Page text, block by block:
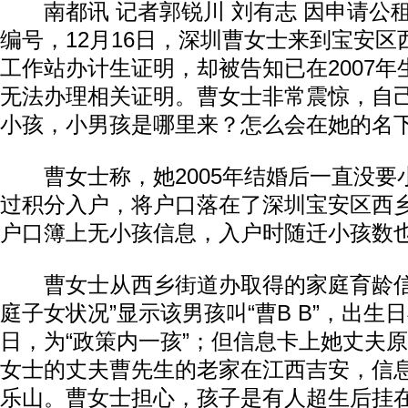
南都讯 记者郭锐川 刘有志 因申请公
编号，12月16日，深圳曹女士来到宝安区
工作站办计生证明，却被告知已在2007年
无法办理相关证明。曹女士非常震惊，自
小孩，小男孩是哪里来？怎么会在她的名
曹女士称，她2005年结婚后一直没要
过积分入户，将户口落在了深圳宝安区西
户口簿上无小孩信息，入户时随迁小孩数
曹女士从西乡街道办取得的家庭育龄
庭子女状况”显示该男孩叫“曹B B”，出生
日，为“政策内一孩”；但信息卡上她丈夫
女士的丈夫曹先生的老家在江西吉安，信
乐山。曹女士担心，孩子是有人超生后挂